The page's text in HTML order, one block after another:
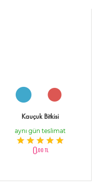
Kauçuk Bitkisi
aynı gün teslimat
0,00 TL